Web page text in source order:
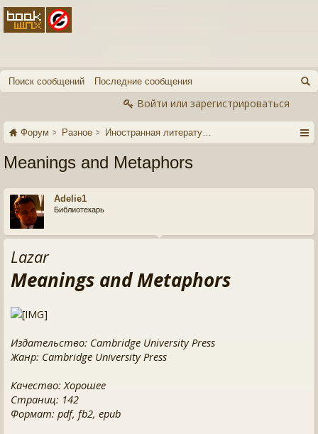
Поиск сообщений Последние сообщения
Войти или зарегистрироваться
Форум Разное Иностранная литература
Meanings and Metaphors
Adelie1
Библиотекарь
Lazar
Meanings and Metaphors
Издательство: Cambridge University Press
Жанр: Cambridge University Press
Качество: Хорошее
Страниц: 142
Формат: pdf, fb2, epub